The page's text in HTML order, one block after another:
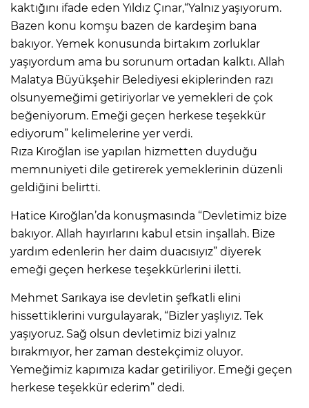
kaktığını ifade eden Yıldız Çınar,“Yalnız yaşıyorum.
Bazen konu komşu bazen de kardeşim bana
bakıyor. Yemek konusunda birtakım zorluklar
yaşıyordum ama bu sorunum ortadan kalktı. Allah
Malatya Büyükşehir Belediyesi ekiplerinden razı
olsunyemeğimi getiriyorlar ve yemekleri de çok
beğeniyorum. Emeği geçen herkese teşekkür
ediyorum” kelimelerine yer verdi.
Rıza Kıroğlan ise yapılan hizmetten duyduğu
memnuniyeti dile getirerek yemeklerinin düzenli
geldiğini belirtti.
Hatice Kıroğlan’da konuşmasında “Devletimiz bize
bakıyor. Allah hayırlarını kabul etsin inşallah. Bize
yardım edenlerin her daim duacısıyız” diyerek
emeği geçen herkese teşekkürlerini iletti.
Mehmet Sarıkaya ise devletin şefkatli elini
hissettiklerini vurgulayarak, “Bizler yaşlıyız. Tek
yaşıyoruz. Sağ olsun devletimiz bizi yalnız
bırakmıyor, her zaman destekçimiz oluyor.
Yemeğimiz kapımıza kadar getiriliyor. Emeği geçen
herkese teşekkür ederim” dedi.